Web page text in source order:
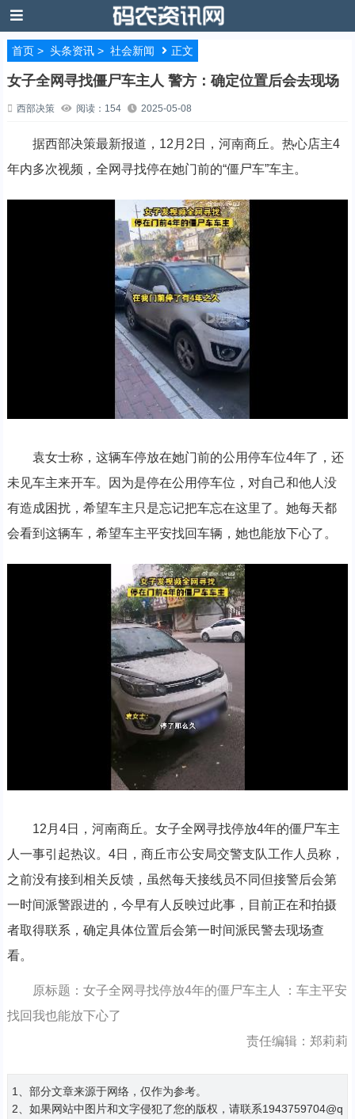
首页> 头条资讯> 社会新闻 正文
女子全网寻找僵尸车主人 警方：确定位置后会去现场
西部决策 阅读：154 2025-05-08
据西部决策最新报道，12月2日，河南商丘。热心店主4
年内多次视频，全网寻找停在她门前的“僵尸车”车主。
袁女士称，这辆车停放在她门前的公用停车位4年了，还
未见车主来开车。因为是停在公用停车位，对自己和他人没
有造成困扰，希望车主只是忘记把车忘在这里了。她每天都
会看到这辆车，希望车主平安找回车辆，她也能放下心了。
12月4日，河南商丘。女子全网寻找停放4年的僵尸车主
人一事引起热议。4日，商丘市公安局交警支队工作人员称，
之前没有接到相关反馈，虽然每天接线员不同但接警后会第
一时间派警跟进的，今早有人反映过此事，目前正在和拍摄
者取得联系，确定具体位置后会第一时间派民警去现场查
看。
原标题：女子全网寻找停放4年的僵尸车主人 ：车主平安
找回我也能放下心了
责任编辑：郑莉莉
1、部分文章来源于网络，仅作为参考。
2、如果网站中图片和文字侵犯了您的版权，请联系1943759704@q